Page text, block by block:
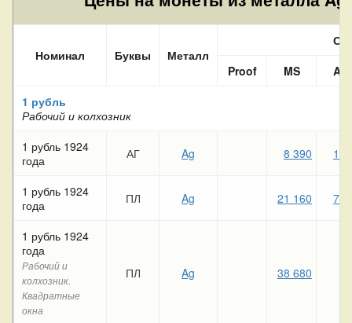
Номинал Буквы Металл
Proof
MS
AU
1 рубль
Рабочий и колхозник
1 рубль 1924
года
АГ Ag 8 390 1
1 рубль 1924
года
ПЛ Ag 21 160 7
1 рубль 1924
года
Рабочий и
колхозник.
Квадратные
окна
ПЛ Ag 38 680